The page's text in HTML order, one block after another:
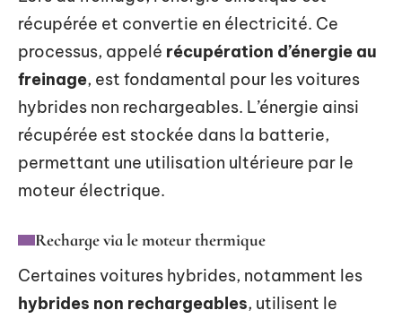
récupérée et convertie en électricité. Ce
processus, appelé récupération d’énergie au
freinage, est fondamental pour les voitures
hybrides non rechargeables. L’énergie ainsi
récupérée est stockée dans la batterie,
permettant une utilisation ultérieure par le
moteur électrique.
Recharge via le moteur thermique
Certaines voitures hybrides, notamment les
hybrides non rechargeables, utilisent le